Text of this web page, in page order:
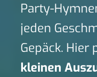
Party-
jeden
Gepäck.
kleinen